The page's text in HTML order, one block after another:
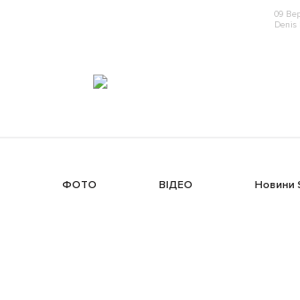
09
Denis
ФОТО ВІДЕО Новини